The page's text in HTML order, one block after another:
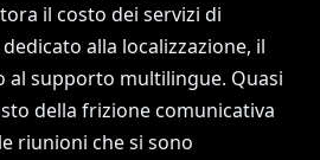
il costo dei servizi di
alla localizzazione, il
al supporto multilingue. Quasi
della frizione comunicativa
riunioni che si sono